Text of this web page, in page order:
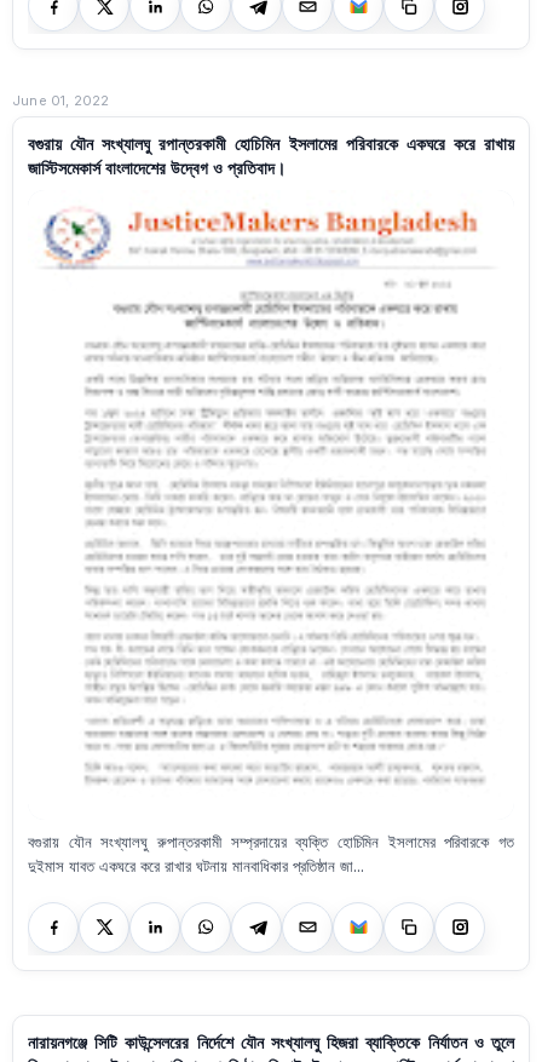
June 01, 2022
বগুরায় যৌন সংখ্যালঘু রপান্তরকামী হোচিমিন ইসলামের পরিবারকে একঘরে করে রাখায়
জাস্টিসমেকার্স বাংলাদেশের উদ্বেগ ও প্রতিবাদ।
বগুরায় যৌন সংখ্যালঘু রুপান্তরকামী সম্প্রদায়ের ব্যক্তি হোচিমিন ইসলামের পরিবারকে গত
দুইমাস যাবত একঘরে করে রাখার ঘটনায় মানবাধিকার প্রতিষ্ঠান জা...
নারায়নগঞ্জে সিটি কাউন্সেলরের নির্দেশে যৌন সংখ্যালঘু হিজরা ব্যাক্তিকে নির্যাতন ও তুলে